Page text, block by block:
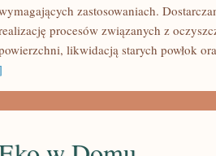
zastosowaniach.
procesów związanych z
likwidacją starych powłok